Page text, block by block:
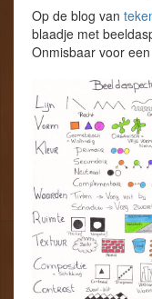
Op de blog van
blaadje met
Onmisbaar voor